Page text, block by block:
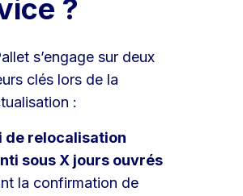
?
s’engage sur deux
clés lors de la
:
de relocalisation
sous X jours ouvrés
la confirmation de